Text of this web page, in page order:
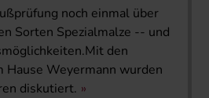
noch einmal über
Sorten Spezialmalze -- und
den
Hause Weyermann wurden
diskutiert.